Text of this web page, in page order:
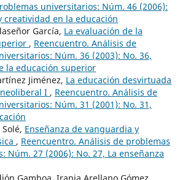
universitarios: Núm. 46 (2006):
creatividad en la educación
García, La evaluación de la
, Reencuentro. Análisis de
Núm. 36 (2003): No. 36,
la educación superior
Jiménez, La educación desvirtuada
I , Reencuentro. Análisis de
Núm. 31 (2001): No. 31,
Enseñanza de vanguardia y
, Reencuentro. Análisis de problemas
Núm. 27 (2006): No. 27, La enseñanza
Gamboa, Irania Arellano Gómez,